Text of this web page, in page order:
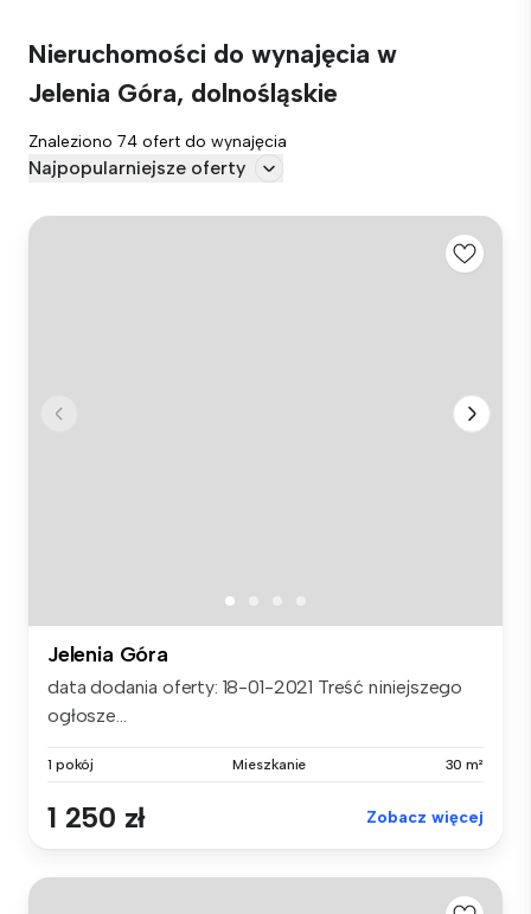
Nieruchomości do wynajęcia w
Jelenia Góra, dolnośląskie
Znaleziono 74 ofert do wynajęcia
Najpopularniejsze oferty
Jelenia Góra
data dodania oferty: 18-01-2021 Treść niniejszego
ogłosze...
1 pokój Mieszkanie 30 m²
1 250 zł Zobacz więcej